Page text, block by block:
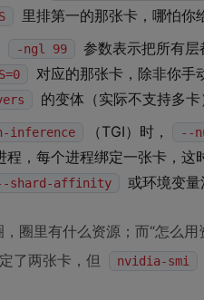
里排第一的那张卡，哪怕你
-ngl 99 参数表示把所有
对应的那张卡，除非你手
的变体（实际不支持多卡
inference （TGI）时， --
程，每个进程绑定一张卡，这
shard-affinity 或环境变
圈里有什么资源；而“怎么
了两张卡，但
nvidia-smi